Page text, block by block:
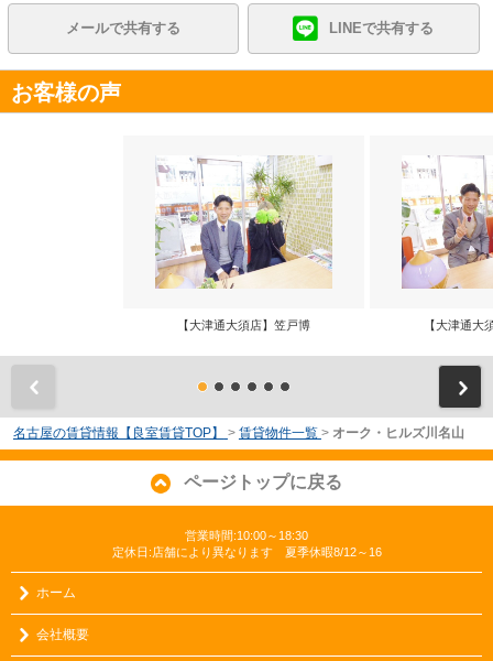
メールで共有する LINEで共有する
お客様の声
【大津通大須店】笠戸博 【大津通大
名古屋の賃貸情報【良室賃貸TOP】 > 賃貸物件一覧 > オーク・ヒルズ川名山
ページトップに戻る
営業時間:10:00～18:30
定休日:店舗により異なります 夏季休暇8/12～16
ホーム
会社概要